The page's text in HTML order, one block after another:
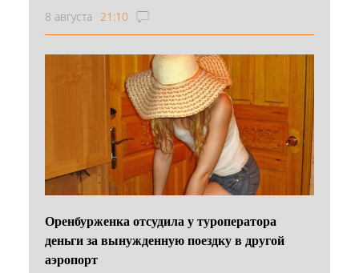
8 августа 21:10
Оренбурженка отсудила у туроператора
деньги за вынужденную поездку в другой
аэропорт